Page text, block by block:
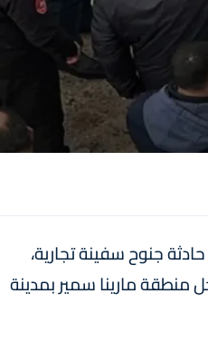
جنوح سفينة تجارية،
منطقة مارينا سمير بمدينة